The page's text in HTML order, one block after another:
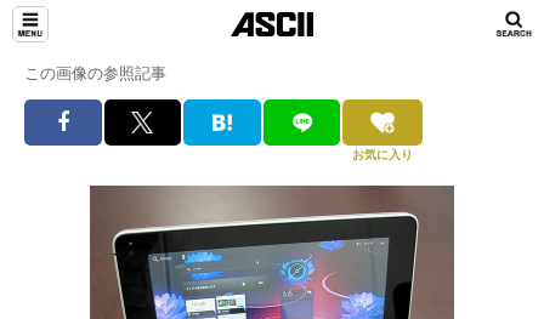
この画像の参照記事
お気に入り